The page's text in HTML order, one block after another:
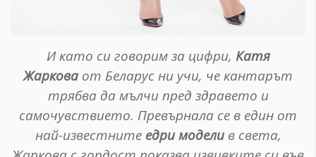
И като си говорим за цифри, Катя
Жаркова от Беларус ни учи, че кантарът
трябва да мълчи пред здравето и
самочувствието. Превърнала се в един от
най-известнитеедри моделив света,